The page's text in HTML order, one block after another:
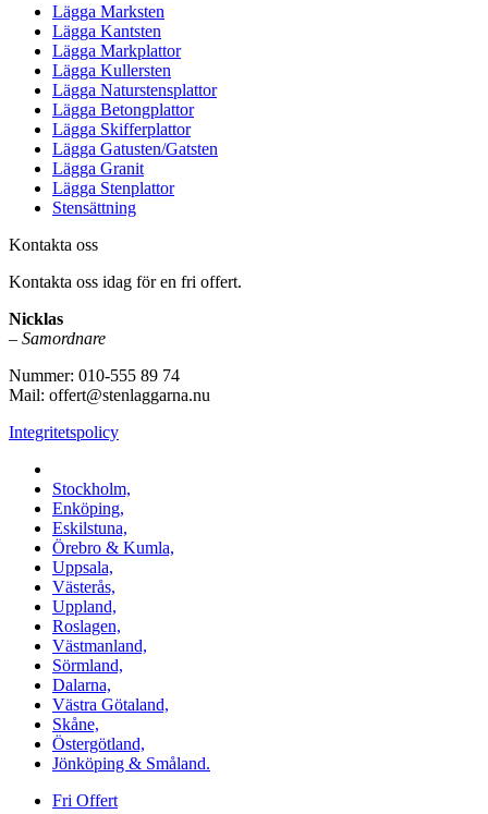
Lägga Marksten
Lägga Kantsten
Lägga Markplattor
Lägga Kullersten
Lägga Naturstensplattor
Lägga Betongplattor
Lägga Skifferplattor
Lägga Gatusten/Gatsten
Lägga Granit
Lägga Stenplattor
Stensättning
Kontakta oss
Kontakta oss idag för en fri offert.
Nicklas
– Samordnare
Nummer: 010-555 89 74
Mail: offert@stenlaggarna.nu
Integritetspolicy
Stockholm,
Enköping,
Eskilstuna,
Örebro & Kumla,
Uppsala,
Västerås,
Uppland,
Roslagen,
Västmanland,
Sörmland,
Dalarna,
Västra Götaland,
Skåne,
Östergötland,
Jönköping & Småland.
Fri Offert